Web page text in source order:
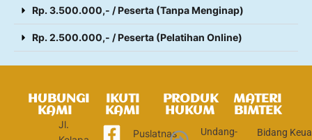
Rp. 3.500.000,- / Peserta (Tanpa Menginap)
Rp. 2.500.000,- / Peserta (Pelatihan Online)
HUBUNGI
KAMI
Jl.
IKUTI
KAMI
Puslatnas
PRODUK
HUKUM
Undang-
MATERI
BIMTEK
Bidang